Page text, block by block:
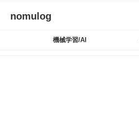
nomulog
機械学習/AI